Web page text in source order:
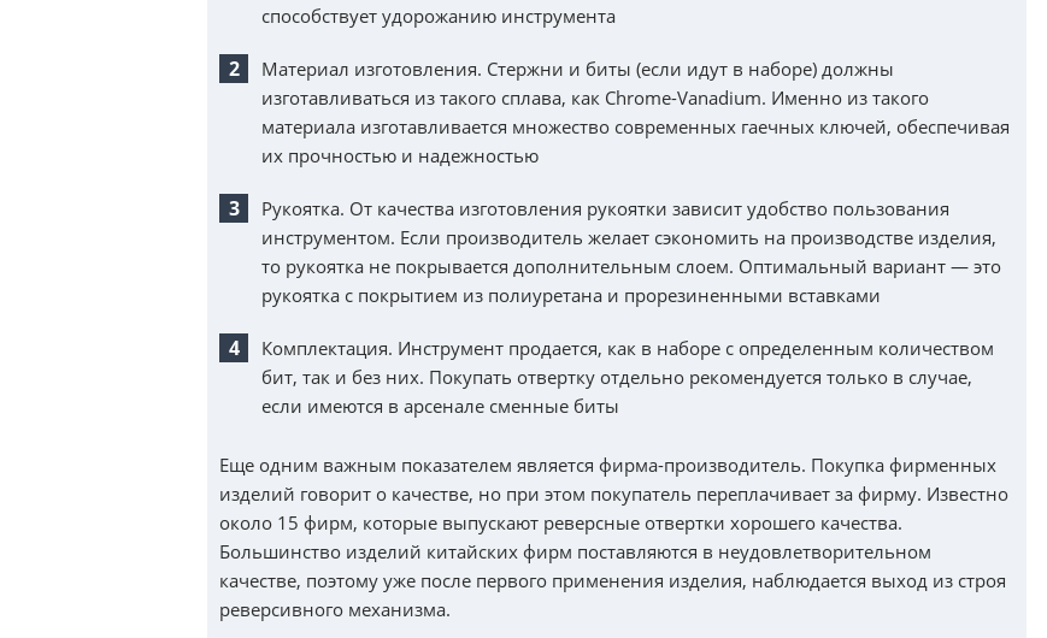
способствует удорожанию инструмента
Материал изготовления. Стержни и биты (если идут в наборе) должны
изготавливаться из такого сплава, как Chrome-Vanadium. Именно из такого
материала изготавливается множество современных гаечных ключей, обеспечивая
их прочностью и надежностью
Рукоятка. От качества изготовления рукоятки зависит удобство пользования
инструментом. Если производитель желает сэкономить на производстве изделия,
то рукоятка не покрывается дополнительным слоем. Оптимальный вариант — это
рукоятка с покрытием из полиуретана и прорезиненными вставками
Комплектация. Инструмент продается, как в наборе с определенным количеством
бит, так и без них. Покупать отвертку отдельно рекомендуется только в случае,
если имеются в арсенале сменные биты
Еще одним важным показателем является фирма-производитель. Покупка фирменных
изделий говорит о качестве, но при этом покупатель переплачивает за фирму. Известно
около 15 фирм, которые выпускают реверсные отвертки хорошего качества.
Большинство изделий китайских фирм поставляются в неудовлетворительном
качестве, поэтому уже после первого применения изделия, наблюдается выход из строя
реверсивного механизма.